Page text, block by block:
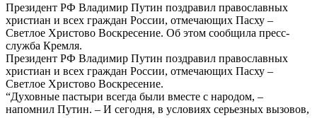
Президент РФ Владимир Путин поздравил православных
христиан и всех граждан России, отмечающих Пасху –
Светлое Христово Воскресение. Об этом сообщила пресс-
служба Кремля.
Президент РФ Владимир Путин поздравил православных
христиан и всех граждан России, отмечающих Пасху –
Светлое Христово Воскресение.
“Духовные пастыри всегда были вместе с народом, –
напомнил Путин. – И сегодня, в условиях серьезных вызовов,